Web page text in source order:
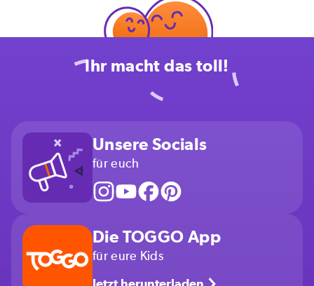
Ihr macht das toll!
Unsere Socials
für euch
Die TOGGO App
für eure Kids